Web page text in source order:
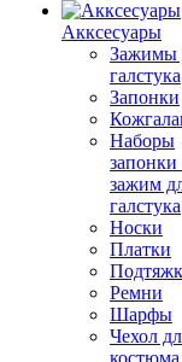
Акксесуары
Зажимы
галстука
Запонки
Наборы
запонки
зажим
галстука
Носки
Платки
Ремни
Шарфы
Чехол
костюма